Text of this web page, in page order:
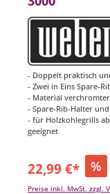
- Doppelt praktisch
- Zwei in Eins Spare-
- Material
- Spare-Rib-Halter
- für Holzkohlegrills
geeignet
22,99 €* %
Preise inkl. MwSt. zzgl.